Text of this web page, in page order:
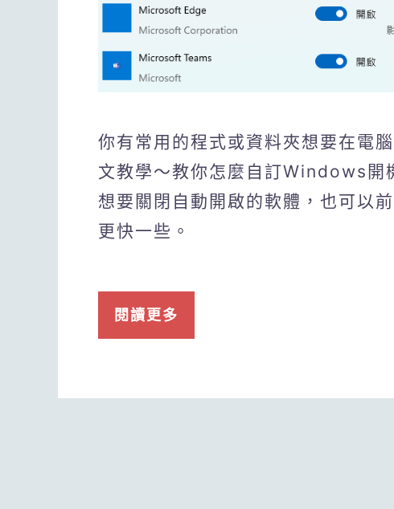
你有常用的程式或資料夾想要在電
文教學～教你怎麼自訂Windows開
想要關閉自動開啟的軟體，也可以
更快一些。
閱讀更多